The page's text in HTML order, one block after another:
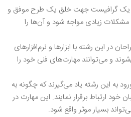
یک گرافیست جهت خلق یک طرح موفق و
مشکلات زیادی مواجه شود و آن‌ها را
در این رشته با ابزارها و نرم‌افزارهای
و می‌توانند مهارت‌های فنی خود را
به این رشته یاد می‌گیرند که چگونه به
ارتباط برقرار نمایند. این مهارت در
بسیار موثر واقع شود.